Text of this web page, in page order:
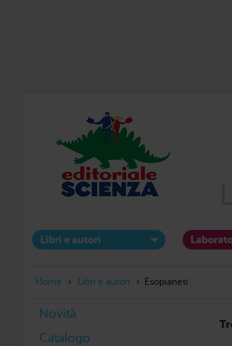
Libri e autori
Home › Libri e autori › Esopianeti
Novità
Catalogo